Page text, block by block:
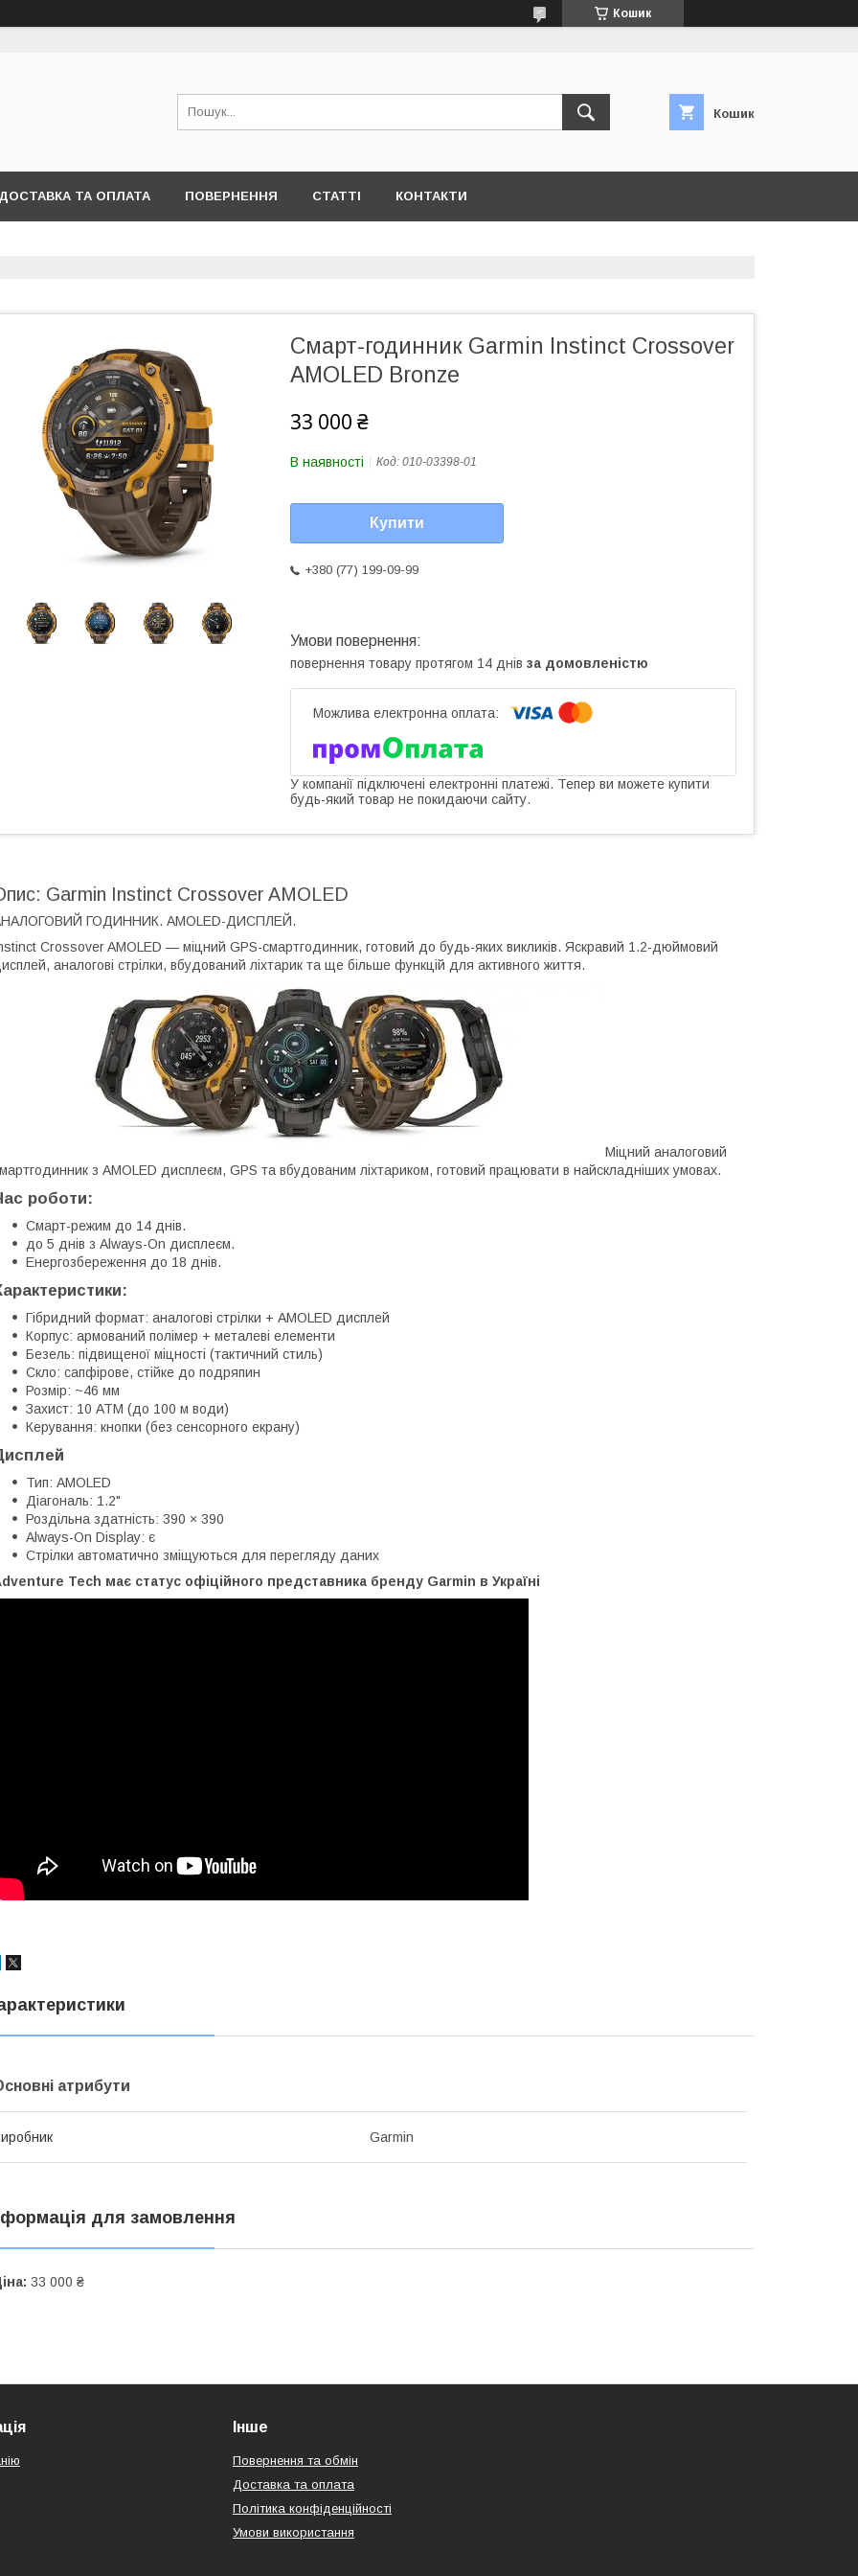
Кошик
Кошик
ТА ОПЛАТА ПОВЕРНЕННЯ СТАТТІ КОНТАКТИ
Смарт-годинник Garmin Instinct Crossover
AMOLED Bronze
33 000 ₴
В наявності Код: 010-03398-01
Купити
+380 (77) 199-09-99
повернення товару протягом 14 днів за домовленістю
У компанії підключені електронні платежі. Тепер ви можете купити
будь-який товар не покидаючи сайту.
Garmin Instinct Crossover AMOLED
ГОДИННИК. AMOLED-ДИСПЛЕЙ.
Crossover AMOLED — міцний GPS-смартгодинник, готовий до будь-яких викликів. Яскравий 1.2-дюймовий
аналогові стрілки, вбудований ліхтарик та ще більше функцій для активного життя.
Міцний аналоговий
з AMOLED дисплеєм, GPS та вбудованим ліхтариком, готовий працювати в найскладніших умовах.
роботи:
Смарт-режим до 14 днів.
до 5 днів з Always-On дисплеєм.
Енергозбереження до 18 днів.
Гібридний формат: аналогові стрілки + AMOLED дисплей
Корпус: армований полімер + металеві елементи
Безель: підвищеної міцності (тактичний стиль)
Скло: сапфірове, стійке до подряпин
Розмір: ~46 мм
Захист: 10 ATM (до 100 м води)
Керування: кнопки (без сенсорного екрану)
Тип: AMOLED
Діагональ: 1.2"
Роздільна здатність: 390 × 390
Always-On Display: є
Стрілки автоматично зміщуються для перегляду даних
Tech має статус офіційного представника бренду Garmin в Україні
атрибути
Garmin
для замовлення
33 000 ₴
Інше
Повернення та обмін
Доставка та оплата
Політика конфіденційності
Умови використання